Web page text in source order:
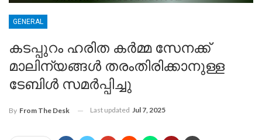
GENERAL
കടപ്പുറം ഹരിത കർമ്മ സേനക്ക്
മാലിന്യങ്ങൾ തരംതിരിക്കാനുള്ള
ടേബിൾ സമർപ്പിച്ചു
By From The Desk Last updated Jul 7, 2025